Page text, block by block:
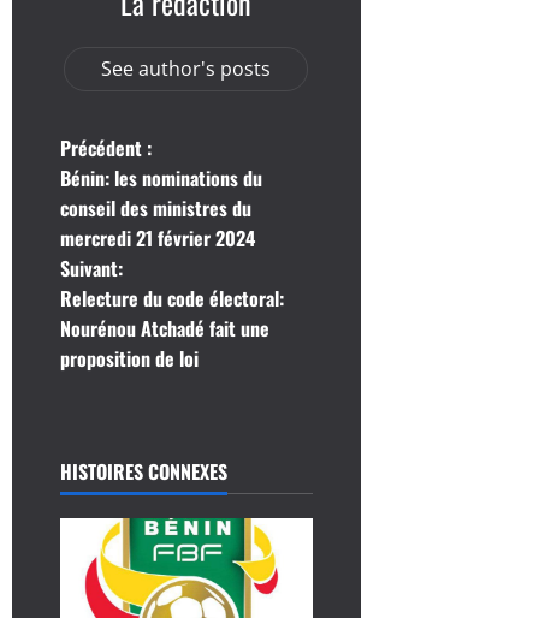
See author's posts
N
a
v
i
g
t
i
Précédent :
Bénin: les nominations du
conseil des ministres du
mercredi 21 février 2024
Suivant:
Relecture du code électoral:
Nourénou Atchadé fait une
proposition de loi
HISTOIRES CONNEXES